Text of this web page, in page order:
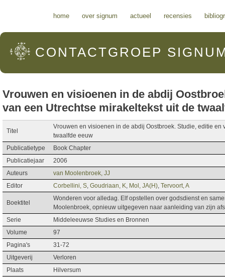
home over signum actueel recensies
CONTACTGROEP
Vrouwen en visioenen in de abdij
van een Utrechtse mirakeltekst uit de
Titel
Vrouwen en visioenen in de abdij Oostbroek. Studie, editie en
twaalfde eeuw
Publicatietype
Book Chapter
Publicatiejaar
2006
Auteurs
van Moolenbroek, JJ
Editor
Corbellini, S Goudriaan, K Mol, JA(H) Tervoort, A
Boektitel
Wonderen voor alledag. Elf opstellen over godsdienst en
Moolenbroek, opnieuw uitgegeven naar aanleiding van zijn
Serie
Middeleeuwse Studies en Bronnen
Volume
97
Pagina's
31-72
Uitgeverij
Verloren
Plaats
Hilversum